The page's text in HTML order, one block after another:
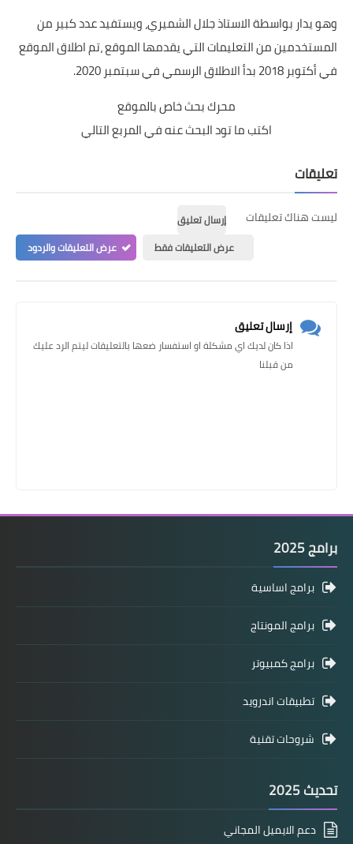
وهو يدار بواسطة الاستاذ جلال الشميري،‌ ويستفيد عدد كبير من
المستخدمين من التعليمات التي يقدمها الموقع ،تم اطلاق الموقع
في أكتوبر 2018 بدأ الاطلاق الرسمي في سبتمبر 2020.
محرك بحث خاص بالموقع
اكتب ما تود البحث عنه في المربع التالي
تعليقات
ليست هناك تعليقات
إرسال تعليق
عرض التعليقات فقط
عرض التعليقات والردود
إرسال تعليق
اذا كان لديك اي مشكلة او استفسار ضعها بالتعليقات ليتم الرد عليك
من قبلنا
برامج 2025
برامج اساسية
برامج المونتاج
برامج كمبيوتر
تطبيقات اندرويد
شروحات تقنية
تحديث 2025
دعم الايميل المجاني